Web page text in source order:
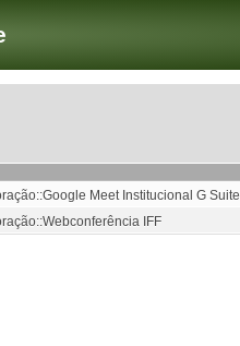
Meet Institucional G Suite
IFF